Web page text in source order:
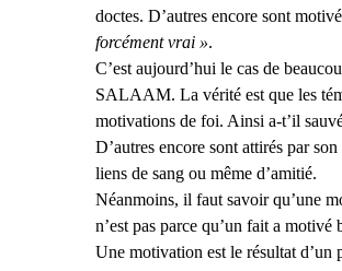
doctes. D’autres encore sont
forcément vrai ».
C’est aujourd’hui le cas de
SALAAM. La vérité est que les
motivations de foi. Ainsi a-t’il
D’autres encore sont attirés par
liens de sang ou même d’amitié.
Néanmoins, il faut savoir qu’une
n’est pas parce qu’un fait a
Une motivation est le résultat d’un